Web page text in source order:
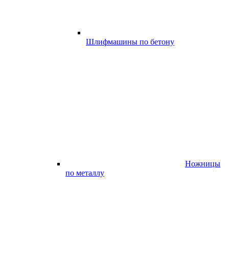
Шлифмашины по бетону
Ножницы
по металлу